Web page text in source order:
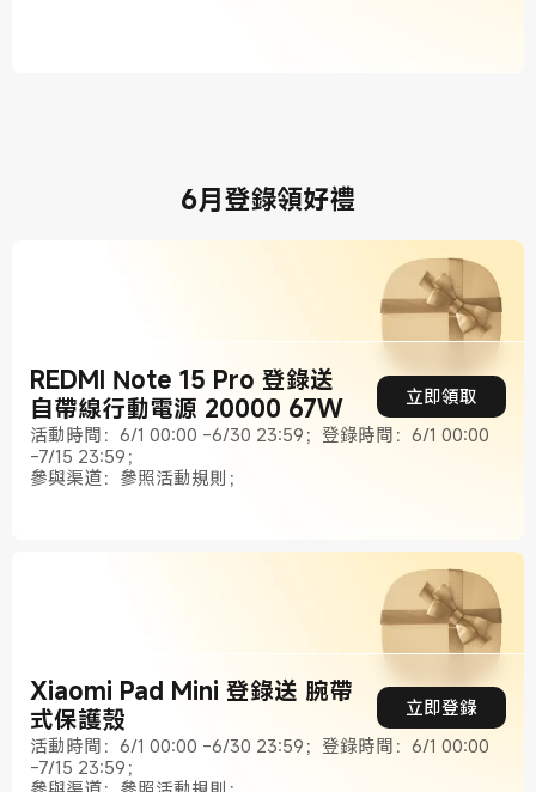
6月登錄領好禮
REDMI Note 15 Pro 登錄送
自帶線行動電源 20000 67W
立即領取
活動時間：6/1 00:00 -6/30 23:59；登錄時間：6/1 00:00
-7/15 23:59；
參與渠道：參照活動規則；
Xiaomi Pad Mini 登錄送 腕帶
式保護殼
立即登錄
活動時間：6/1 00:00 -6/30 23:59；登錄時間：6/1 00:00
-7/15 23:59；